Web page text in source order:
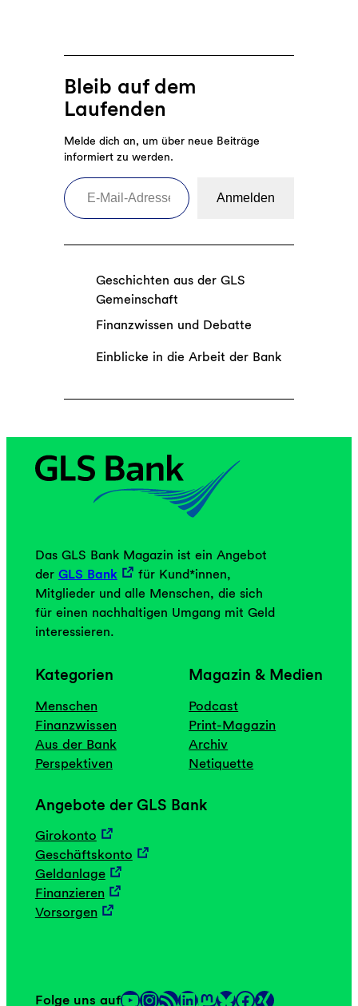
Bleib auf dem
Laufenden
Melde dich an, um über neue Beiträge
informiert zu werden.
E-Mail-Adresse eingeben
Anmelden
Geschichten aus der GLS
Gemeinschaft
Finanzwissen und Debatte
Einblicke in die Arbeit der Bank
Das GLS Bank Magazin ist ein Angebot
der GLS Bank
für Kund*innen,
Mitglieder und alle Menschen, die sich
für einen nachhaltigen Umgang mit Geld
interessieren.
Kategorien
Menschen
Finanzwissen
Aus der Bank
Perspektiven
Magazin & Medien
Podcast
Print-Magazin
Archiv
Netiquette
Angebote der GLS Bank
Girokonto
Geschäftskonto
Geldanlage
Finanzieren
Vorsorgen
Folge uns aufYouTube InstagramRSS-Feed LinkedIn Mastodon Facebook